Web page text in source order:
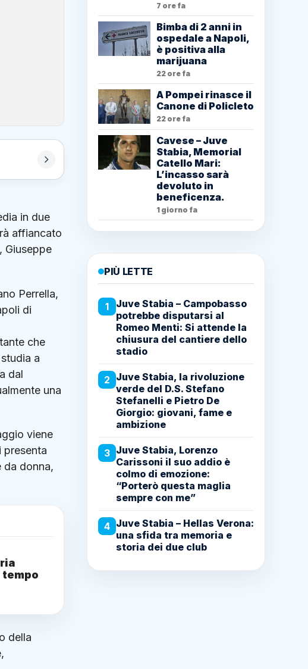
in due
affiancato
Giuseppe
Perrella,
di
che
a
dal
una
viene
presenta
da donna,
della
7 ore fa
Bimba di 2 anni in
ospedale a Napoli,
è positiva alla
marijuana
22 ore fa
A Pompei rinasce il
Canone di Policleto
22 ore fa
Cavese – Juve
Stabia, Memorial
Catello Mari:
L’incasso sarà
devoluto in
beneficenza.
1 giorno fa
PIÙ LETTE
1
Juve Stabia – Campobasso
potrebbe disputarsi al
Romeo Menti: Si attende la
chiusura del cantiere dello
stadio
2 Juve Stabia, la rivoluzione
verde del D.S. Stefano
Stefanelli e Pietro De
Giorgio: giovani, fame e
ambizione
3 Juve Stabia, Lorenzo
Carissoni il suo addio è
colmo di emozione:
“Porterò questa maglia
sempre con me”
4 Juve Stabia – Hellas Verona:
una sfida tra memoria e
storia dei due club